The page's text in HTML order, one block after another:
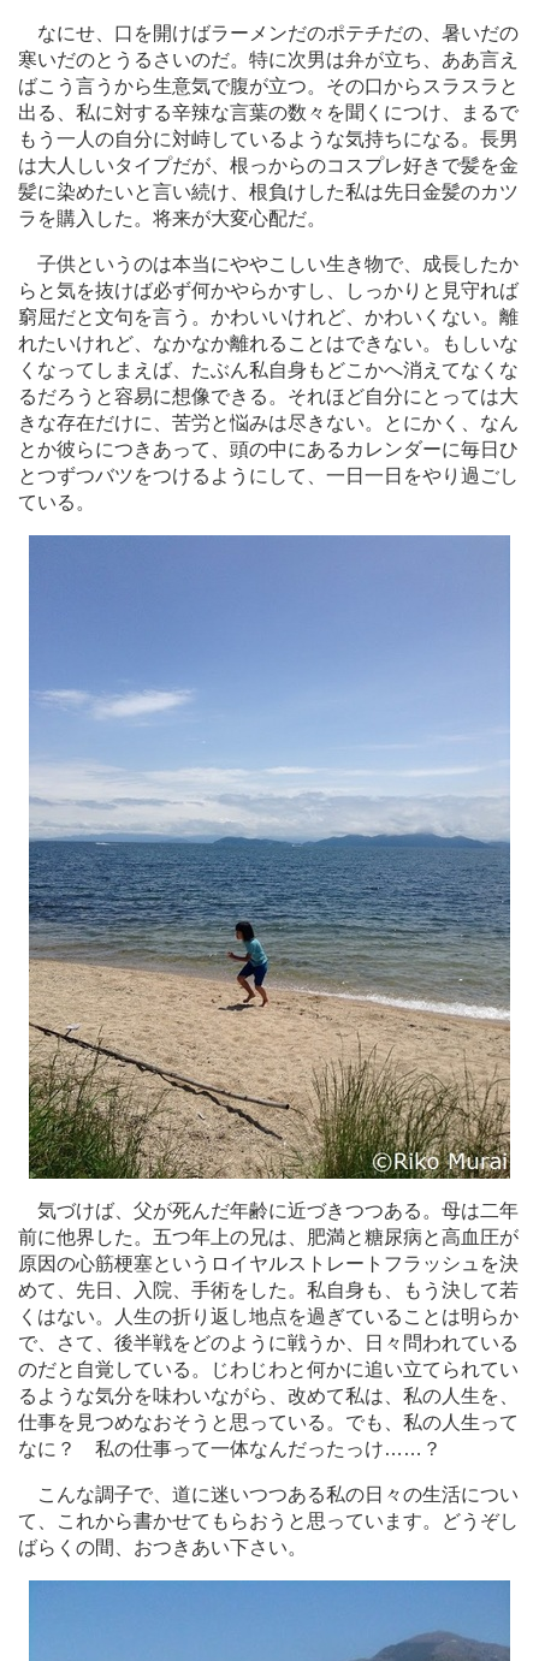
なにせ、口を開けばラーメンだのポテチだの、暑いだの
寒いだのとうるさいのだ。特に次男は弁が立ち、ああ言え
ばこう言うから生意気で腹が立つ。その口からスラスラと
出る、私に対する辛辣な言葉の数々を聞くにつけ、まるで
もう一人の自分に対峙しているような気持ちになる。長男
は大人しいタイプだが、根っからのコスプレ好きで髪を金
髪に染めたいと言い続け、根負けした私は先日金髪のカツ
ラを購入した。将来が大変心配だ。
子供というのは本当にややこしい生き物で、成長したか
らと気を抜けば必ず何かやらかすし、しっかりと見守れば
窮屈だと文句を言う。かわいいけれど、かわいくない。離
れたいけれど、なかなか離れることはできない。もしいな
くなってしまえば、たぶん私自身もどこかへ消えてなくな
るだろうと容易に想像できる。それほど自分にとっては大
きな存在だけに、苦労と悩みは尽きない。とにかく、なん
とか彼らにつきあって、頭の中にあるカレンダーに毎日ひ
とつずつバツをつけるようにして、一日一日をやり過ごし
ている。
気づけば、父が死んだ年齢に近づきつつある。母は二年
前に他界した。五つ年上の兄は、肥満と糖尿病と高血圧が
原因の心筋梗塞というロイヤルストレートフラッシュを決
めて、先日、入院、手術をした。私自身も、もう決して若
くはない。人生の折り返し地点を過ぎていることは明らか
で、さて、後半戦をどのように戦うか、日々問われている
のだと自覚している。じわじわと何かに追い立てられてい
るような気分を味わいながら、改めて私は、私の人生を、
仕事を見つめなおそうと思っている。でも、私の人生って
なに？ 私の仕事って一体なんだったっけ… …？
こんな調子で、道に迷いつつある私の日々の生活につい
て、これから書かせてもらおうと思っています。どうぞし
ばらくの間、おつきあい下さい。